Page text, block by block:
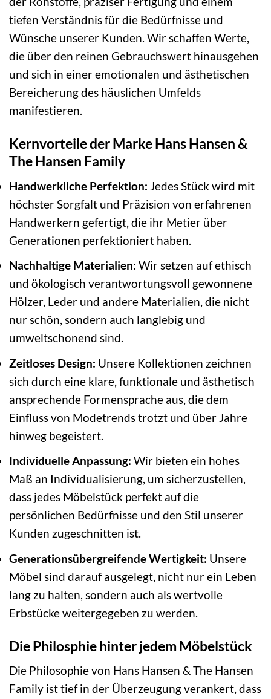
tiefen Verständnis für die Bedürfnisse und
Wünsche unserer Kunden. Wir schaffen Werte,
die über den reinen Gebrauchswert hinausgehen
und sich in einer emotionalen und ästhetischen
Bereicherung des häuslichen Umfelds
manifestieren.
Kernvorteile der Marke Hans Hansen &
The Hansen Family
Handwerkliche Perfektion: Jedes Stück wird mit
höchster Sorgfalt und Präzision von erfahrenen
Handwerkern gefertigt, die ihr Metier über
Generationen perfektioniert haben.
Nachhaltige Materialien: Wir setzen auf ethisch
und ökologisch verantwortungsvoll gewonnene
Hölzer, Leder und andere Materialien, die nicht
nur schön, sondern auch langlebig und
umweltschonend sind.
Zeitloses Design: Unsere Kollektionen zeichnen
sich durch eine klare, funktionale und ästhetisch
ansprechende Formensprache aus, die dem
Einfluss von Modetrends trotzt und über Jahre
hinweg begeistert.
Individuelle Anpassung: Wir bieten ein hohes
Maß an Individualisierung, um sicherzustellen,
dass jedes Möbelstück perfekt auf die
persönlichen Bedürfnisse und den Stil unserer
Kunden zugeschnitten ist.
Generationsübergreifende Wertigkeit: Unsere
Möbel sind darauf ausgelegt, nicht nur ein Leben
lang zu halten, sondern auch als wertvolle
Erbstücke weitergegeben zu werden.
Die Philosphie hinter jedem Möbelstück
Die Philosophie von Hans Hansen & The Hansen
Family ist tief in der Überzeugung verankert, dass